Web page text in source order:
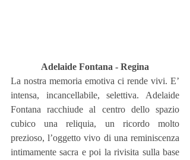
Adelaide Fontana - Regina
La nostra memoria emotiva ci rende vivi. E’
intensa, incancellabile, selettiva. Adelaide
Fontana racchiude al centro dello spazio
cubico una reliquia, un ricordo molto
prezioso, l’oggetto vivo di una reminiscenza
intimamente sacra e poi la rivisita sulla base